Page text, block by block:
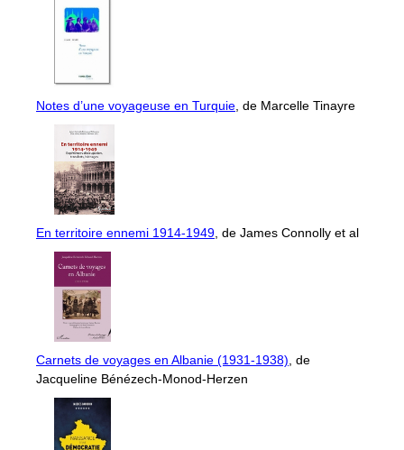
Notes d’une voyageuse en Turquie, de Marcelle Tinayre
En territoire ennemi 1914-1949, de James Connolly et al
Carnets de voyages en Albanie (1931-1938), de
Jacqueline Bénézech-Monod-Herzen